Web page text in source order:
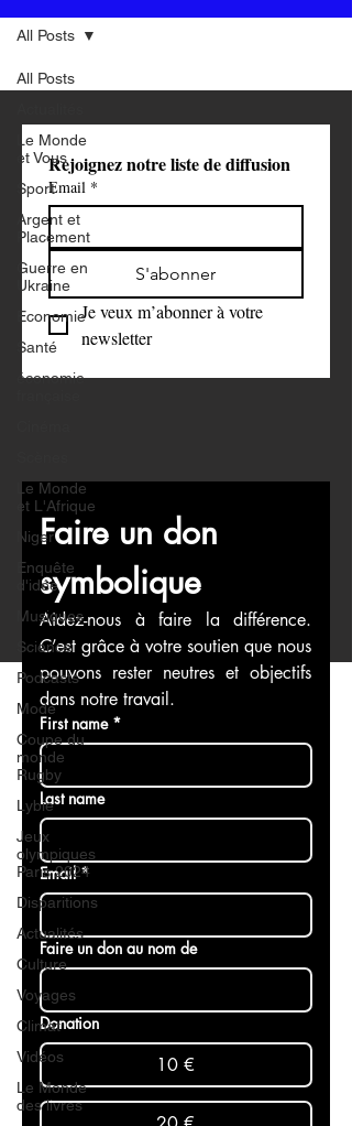
All Posts
Le Monde
et Vous
Sport
Argent et
Placement
Guerre en
Ukraine
Economie
Santé
économie
Le Monde
et L'Afrique
Niger
Enquête
d'idée
Musiques
Science
Podcasts
Mode
Coupe du
monde
Rugby
Lybie
Jeux
olympiques
Paris 2024
Disparitions
Actualités
Culture
Voyages
Climat
Vidéos
Le Monde
des livres
All Posts
Faire un don
symbolique
Aidez-nous à faire la différence.
C’est grâce à votre soutien que nous
pouvons rester neutres et objectifs
dans notre travail.
First name *
Last name
Email *
Faire un don au nom de
Donation
10 €
Rejoignez notre liste de diffusion
Email *
S'abonner
Je veux m’abonner à votre
newsletter